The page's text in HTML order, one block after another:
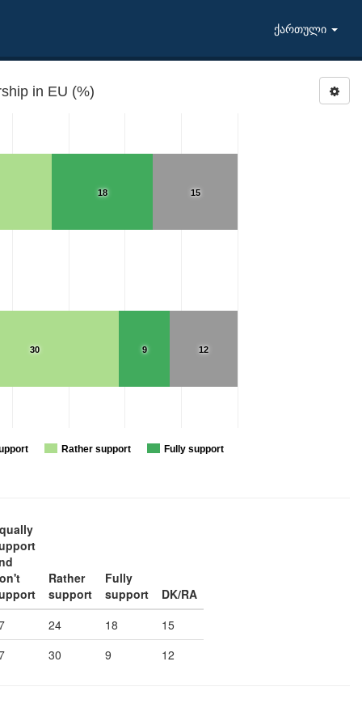
ქართული
in EU (%)
15
12
18
9
30
Rather support Fully support
Rather
support
Fully
support
DK/RA
24 18
15
30 9 12